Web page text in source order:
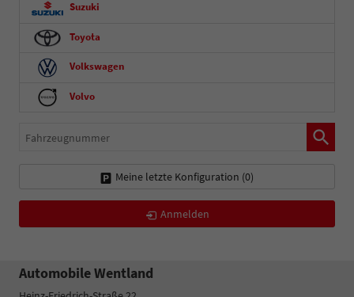
Suzuki
Toyota
Volkswagen
Volvo
Fahrzeugnummer
Meine letzte Konfiguration (0)
Anmelden
Automobile Wentland